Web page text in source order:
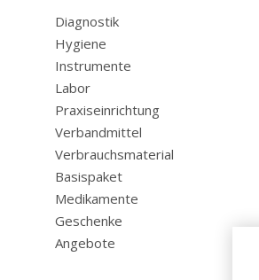
Diagnostik
Hygiene
Instrumente
Labor
Praxiseinrichtung
Verbandmittel
Verbrauchsmaterial
Basispaket
Medikamente
Geschenke
Angebote